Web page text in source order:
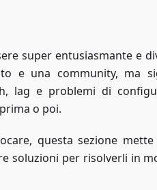
super entusiasmante e
e una community, ma
lag e problemi di
o poi.
questa sezione
soluzioni per risolverli in